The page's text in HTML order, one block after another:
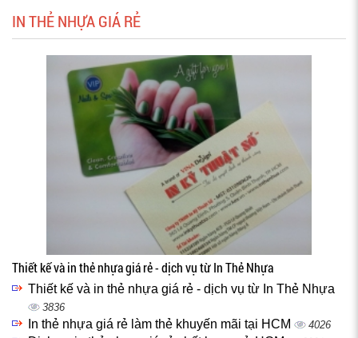
IN THẺ NHỰA GIÁ RẺ
Thiết kế và in thẻ nhựa giá rẻ - dịch vụ từ In Thẻ Nhựa
Thiết kế và in thẻ nhựa giá rẻ - dịch vụ từ In Thẻ Nhựa
3836
In thẻ nhựa giá rẻ làm thẻ khuyến mãi tại HCM 4026